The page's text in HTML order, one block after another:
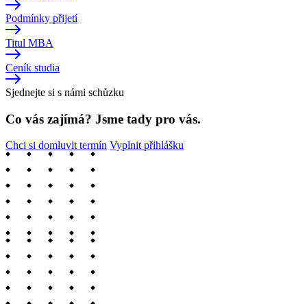
Podmínky přijetí
Titul MBA
Ceník studia
Sjednejte si s námi schůzku
Co vás zajímá? Jsme tady pro vás.
Chci si domluvit termín Vyplnit přihlášku